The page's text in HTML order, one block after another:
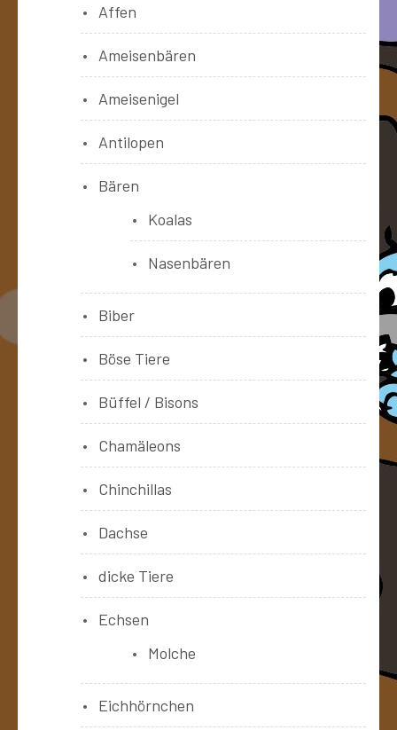
Affen
Ameisenbären
Ameisenigel
Antilopen
Bären
Koalas
Nasenbären
Biber
Böse Tiere
Büffel / Bisons
Chamäleons
Chinchillas
Dachse
dicke Tiere
Echsen
Molche
Eichhörnchen